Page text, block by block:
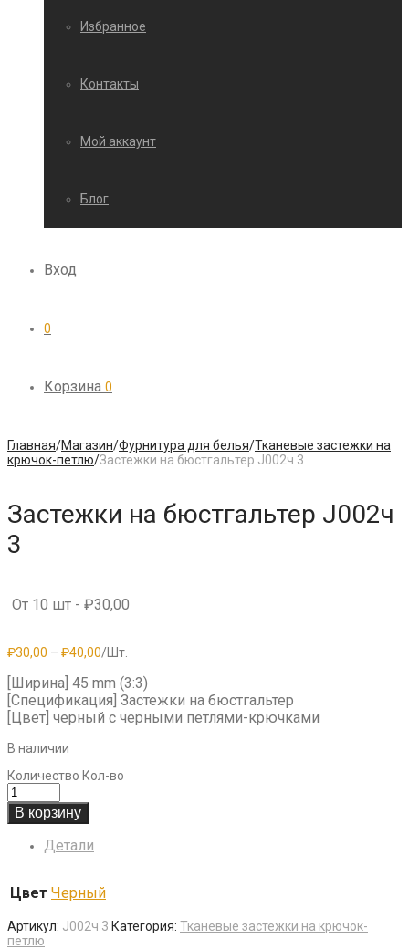
Избранное
Контакты
Мой аккаунт
Блог
Вход
0
Корзина 0
Главная/Магазин/Фурнитура для белья/Тканевые застежки на
крючок-петлю/Застежки на бюстгальтер J002ч 3
Застежки на бюстгальтер J002ч
3
От 10 шт - ₽30,00
₽30,00 – ₽40,00/Шт.
[Ширина] 45 mm (3:3)
[Спецификация] Застежки на бюстгальтер
[Цвет] черный с черными петлями-крючками
В наличии
Количество Кол-во
В корзину
Детали
Цвет Черный
Артикул: J002ч 3 Категория: Тканевые застежки на крючок-
петлю